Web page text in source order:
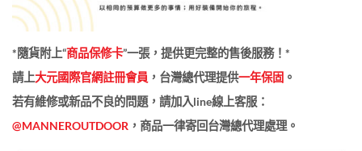
*隨貨附上“商品保修卡”一張，提供更完整的售後服務！*
請上大元國際官網註冊會員 ，台灣總代理提供一年保固 。
若有維修或新品不良的問題，請加入line線上客服：
@MANNEROUTDOOR ，商品一律寄回台灣總代理處理。